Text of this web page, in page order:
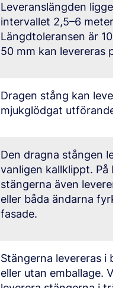
Leveranslängden ligger
intervallet 2,5–6 meter.
Längdtoleransen är 100
50 mm kan levereras på
Dragen stång kan
mjukglödgat utförande.
Den dragna stången
vanligen kallklippt. På
stängerna även
eller båda ändarna
fasade.
Stängerna levereras i
eller utan emballage. Vi